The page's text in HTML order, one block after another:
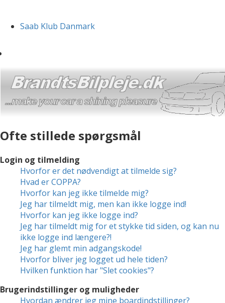
Saab Klub Danmark
Ofte stillede spørgsmål
Login og tilmelding
Hvorfor er det nødvendigt at tilmelde sig?
Hvad er COPPA?
Hvorfor kan jeg ikke tilmelde mig?
Jeg har tilmeldt mig, men kan ikke logge ind!
Hvorfor kan jeg ikke logge ind?
Jeg har tilmeldt mig for et stykke tid siden, og kan nu
ikke logge ind længere?!
Jeg har glemt min adgangskode!
Hvorfor bliver jeg logget ud hele tiden?
Hvilken funktion har "Slet cookies"?
Brugerindstillinger og muligheder
Hvordan ændrer jeg mine boardindstillinger?